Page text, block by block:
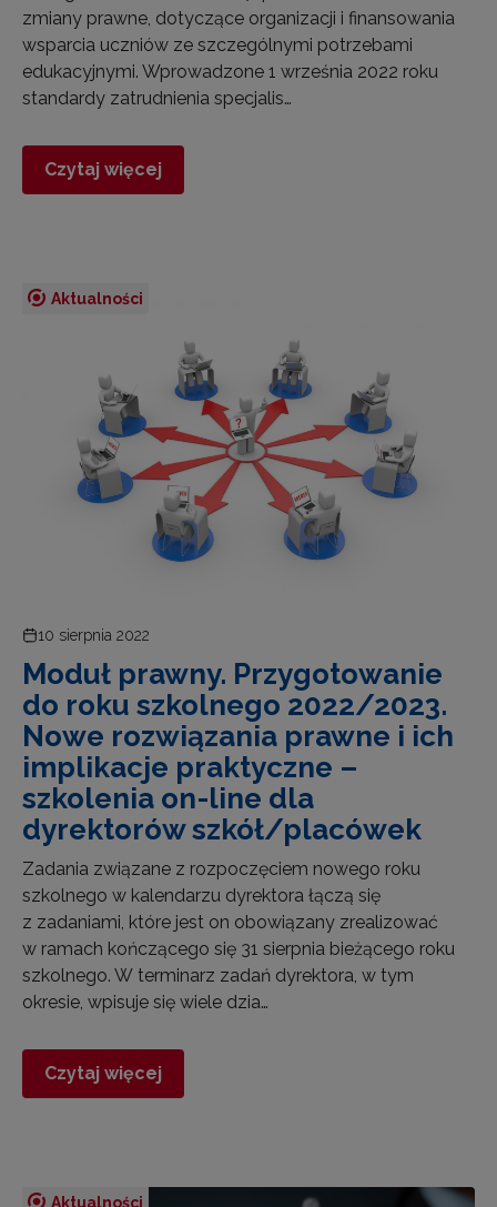
zmiany prawne, dotyczące organizacji i finansowania
wsparcia uczniów ze szczególnymi potrzebami
edukacyjnymi. Wprowadzone 1 września 2022 roku
standardy zatrudnienia specjalis…
Czytaj więcej
Aktualności
10 sierpnia 2022
Moduł prawny. Przygotowanie
do roku szkolnego 2022/2023.
Nowe rozwiązania prawne i ich
implikacje praktyczne –
szkolenia on-line dla
dyrektorów szkół/placówek
Zadania związane z rozpoczęciem nowego roku
szkolnego w kalendarzu dyrektora łączą się
z zadaniami, które jest on obowiązany zrealizować
w ramach kończącego się 31 sierpnia bieżącego roku
szkolnego. W terminarz zadań dyrektora, w tym
okresie, wpisuje się wiele dzia…
Czytaj więcej
Aktualności